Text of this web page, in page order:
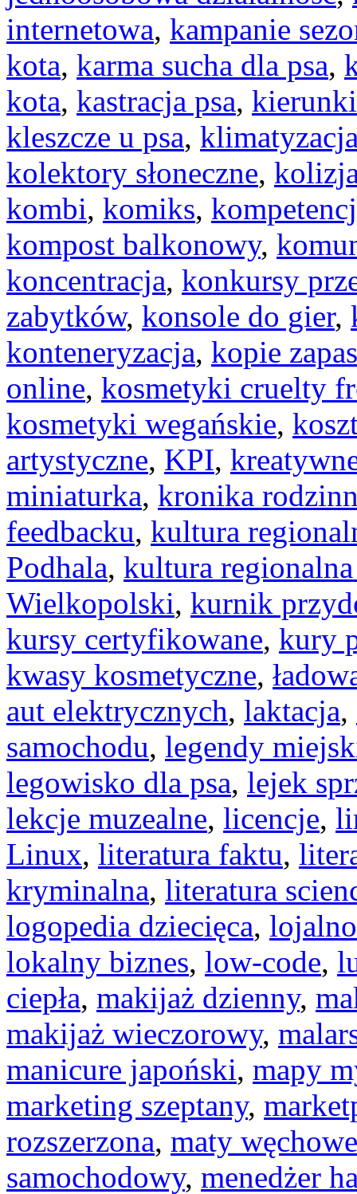
internetowa, kampanie
kota, karma sucha dla psa,
kota, kastracja psa,
kleszcze u psa,
kolektory słoneczne,
kombi, komiks,
kompost balkonowy,
koncentracja, konkursy
zabytków, konsole do gier,
konteneryzacja, kopie
online, kosmetyki cruelty
kosmetyki wegańskie,
artystyczne, KPI,
miniaturka, kronika
feedbacku, kultura
Podhala, kultura
Wielkopolski, kurnik
kursy certyfikowane, kury
kwasy kosmetyczne,
aut elektrycznych, laktacja,
samochodu, legendy
legowisko dla psa, lejek
lekcje muzealne, licencje,
Linux, literatura faktu,
kryminalna, literatura
logopedia dziecięca,
lokalny biznes, low-code,
ciepła, makijaż dzienny,
makijaż wieczorowy,
manicure japoński, mapy
marketing szeptany,
rozszerzona, maty węchowe
samochodowy, menedżer